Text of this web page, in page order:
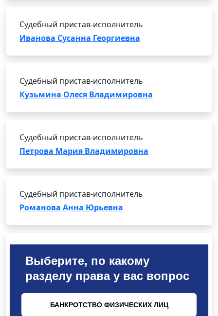
Судебный пристав-исполнитель
Иванова Сусанна Георгиевна
Судебный пристав-исполнитель
Кузьмина Олеся Владимировна
Судебный пристав-исполнитель
Петрова Мария Владимировна
Судебный пристав-исполнитель
Романова Анна Юрьевна